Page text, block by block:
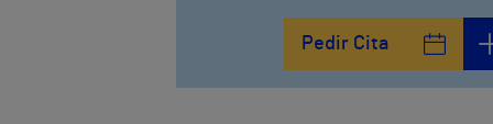
Pedir Cita